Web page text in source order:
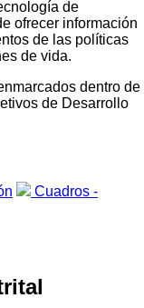
de
ofrecer información
de las políticas
de vida.
dentro de
de Desarrollo
Cuadros -